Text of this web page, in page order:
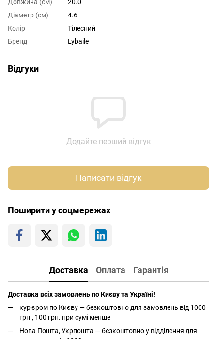
Довжина (см)
20.0
Діаметр (см)
4.6
Колір
Тілесний
Бренд
Lybaile
Відгуки
Додайте перший відгук
Написати відгук
Поширити у соцмережах
Доставка Оплата Гарантія
Доставка всіх замовлень по Києву та Україні!
кур'єром по Києву — безкоштовно для замовлень від 1000
грн., 100 грн. при сумі менше
Нова Пошта, Укрпошта — безкоштовно у відділення для